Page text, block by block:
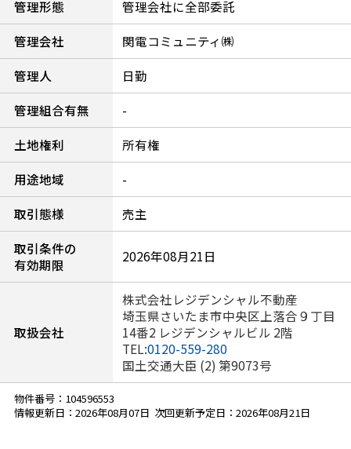
管理形態
管理会社に全部委託
管理会社
関電コミュニティ㈱
管理人
日勤
管理組合有無
-
土地権利
所有権
用途地域
-
取引態様
売主
取引条件の
有効期限
2026年08月21日
取扱会社
株式会社レジデンシャル不動産
埼玉県さいたま市中央区上落合９丁目
14番2 レジデンシャルビル 2階
TEL:0120-559-280
国土交通大臣 (2) 第9073号
物件番号：104596553
情報更新日：2026年08月07日 次回更新予定日：2026年08月21日